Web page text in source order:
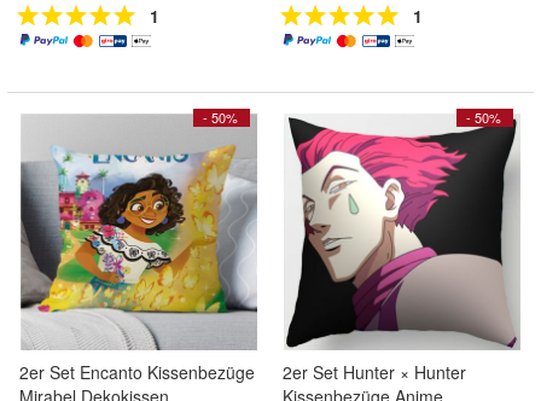
1 1
- 50%
2er Set Encanto Kissenbezüge
Mirabel Dekokissen
- 50%
2er Set Hunter × Hunter
Kissenbezüge Anime